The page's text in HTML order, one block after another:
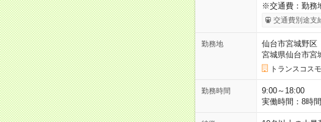
※交通費：勤務
交通費別途支
勤務地
仙台市宮城野区
宮城県仙台市宮
トランスコス
勤務時間
9:00～18:00
実働時間：8時